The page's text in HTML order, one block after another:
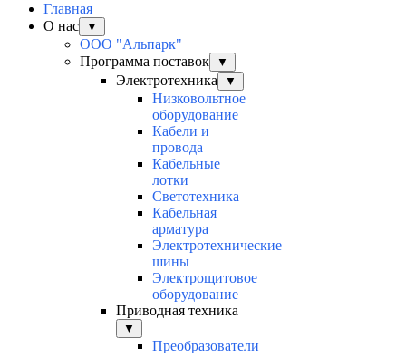
Главная
О нас
▼
ООО "Альпарк"
Программа поставок
▼
Электротехника ▼
Низковольтное
оборудование
Кабели и
провода
Кабельные
лотки
Светотехника
Кабельная
арматура
Электротехнические
шины
Электрощитовое
оборудование
Приводная техника
▼
Преобразователи